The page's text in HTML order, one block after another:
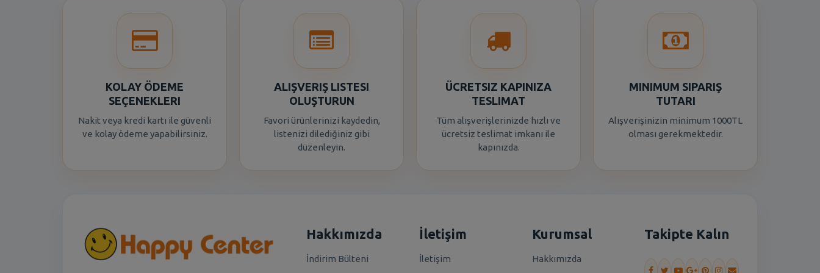
KOLAY ÖDEME
SEÇENEKLERI
Nakit veya kredi kartı ile güvenli
ve kolay ödeme yapabilirsiniz.
ALIŞVERIŞ LISTESI
OLUŞTURUN
Favori ürünlerinizi kaydedin,
listenizi dilediğiniz gibi
düzenleyin.
ÜCRETSIZ KAPINIZA
TESLIMAT
Tüm alışverişlerinizde hızlı ve
ücretsiz teslimat imkanı ile
kapınızda.
MINIMUM SIPARIŞ
TUTARI
Alışverişinizin minimum 1000TL
olması gerekmektedir.
Hakkımızda
İndirim Bülteni
İletişim
İletişim
Kurumsal
Hakkımızda
Takipte Kalın